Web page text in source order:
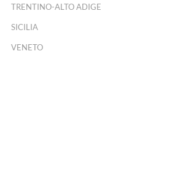
TRENTINO-ALTO ADIGE
SICILIA
VENETO